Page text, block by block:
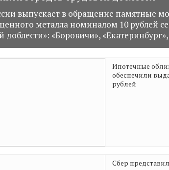
выпускает в обращение памятные
металла номиналом 10 рублей
доблести»: «Боровичи»,
Ипотечные
обеспечили
рублей
Сбер